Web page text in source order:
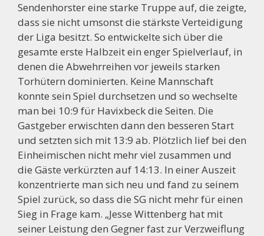
Sendenhorster eine starke Truppe auf, die zeigte,
dass sie nicht umsonst die stärkste Verteidigung
der Liga besitzt. So entwickelte sich über die
gesamte erste Halbzeit ein enger Spielverlauf, in
denen die Abwehrreihen vor jeweils starken
Torhütern dominierten. Keine Mannschaft
konnte sein Spiel durchsetzen und so wechselte
man bei 10:9 für Havixbeck die Seiten. Die
Gastgeber erwischten dann den besseren Start
und setzten sich mit 13:9 ab. Plötzlich lief bei den
Einheimischen nicht mehr viel zusammen und
die Gäste verkürzten auf 14:13. In einer Auszeit
konzentrierte man sich neu und fand zu seinem
Spiel zurück, so dass die SG nicht mehr für einen
Sieg in Frage kam. „Jesse Wittenberg hat mit
seiner Leistung den Gegner fast zur Verzweiflung